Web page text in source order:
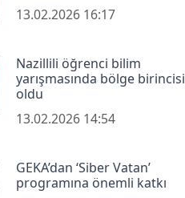
13.02.2026 16:17
Nazillili öğrenci bilim
yarışmasında bölge birincisi
oldu
13.02.2026 14:54
GEKA’dan ‘Siber Vatan’
programına önemli katkı